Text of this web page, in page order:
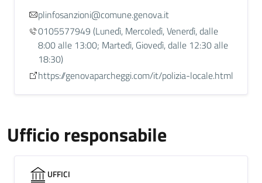
plinfosanzioni@comune.genova.it
0105577949 (Lunedì, Mercoledì, Venerdì, dalle
8:00 alle 13:00; Martedì, Giovedì, dalle 12:30 alle
18:30)
https://genovaparcheggi.com/it/polizia-locale.html
Ufficio responsabile
UFFICI